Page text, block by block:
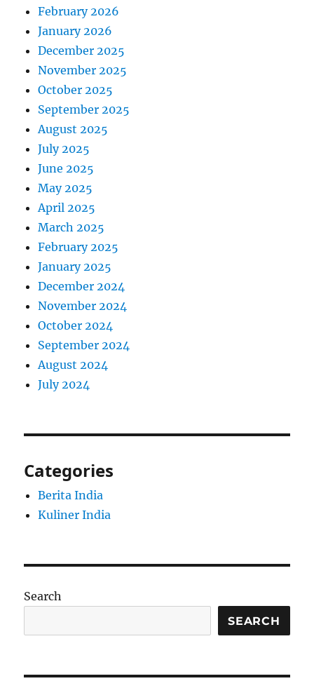
February 2026
January 2026
December 2025
November 2025
October 2025
September 2025
August 2025
July 2025
June 2025
May 2025
April 2025
March 2025
February 2025
January 2025
December 2024
November 2024
October 2024
September 2024
August 2024
July 2024
Categories
Berita India
Kuliner India
Search
SEARCH